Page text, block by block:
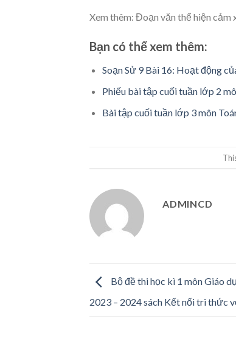
Xem thêm: Đoạn văn thể hiện
Bạn có thể xem thêm:
Soạn Sử 9 Bài 16: Hoạt động
Phiếu bài tập cuối tuần lớp 2
Bài tập cuối tuần lớp 3 môn
ADMINCD
Bộ đề thi học kì 1 môn Giáo
2023 – 2024 sách Kết nối tri thức